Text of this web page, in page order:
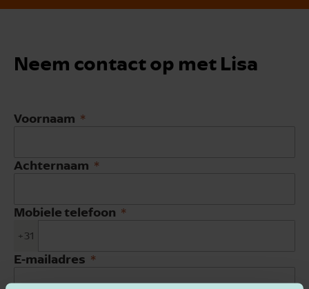
Neem contact op met Lisa
Voornaam
Achternaam
Mobiele telefoon
+31
E-mailadres